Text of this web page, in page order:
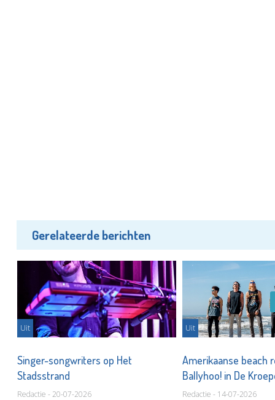
Gerelateerde berichten
Uit
Singer-songwriters op Het
Stadsstrand
Redactie - 20-07-2026
Uit
Amerikaanse beach
Ballyhoo! in De
Redactie - 14-07-2026